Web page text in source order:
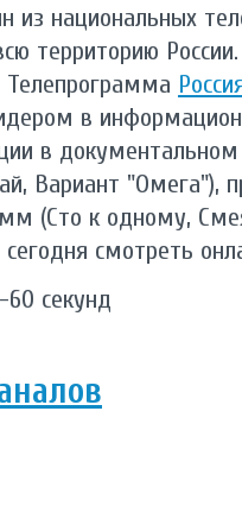
из национальных
территорию
Телепрограмма
в
в
Вариант "Омега"),
(Сто к одному,
сегодня смотреть
секунд